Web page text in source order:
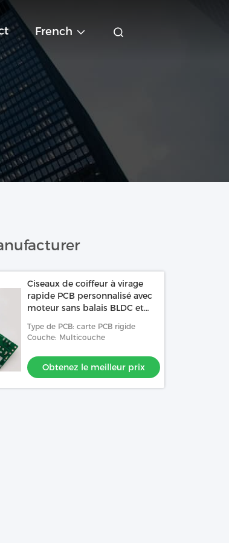
French
Ciseaux de coiffeur à virage
rapide PCB personnalisé avec
moteur sans balais BLDC et
lithium 2 en 1
Type de PCB: carte PCB rigide
Couche: Multicouche
Obtenez le meilleur prix